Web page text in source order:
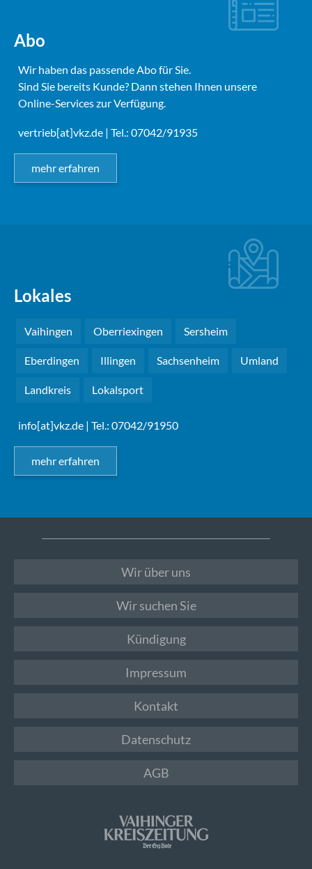
Abo
Wir haben das passende Abo für Sie.
Sind Sie bereits Kunde? Dann stehen Ihnen unsere
Online-Services zur Verfügung.
vertrieb[at]vkz.de | Tel.: 07042/91935
mehr erfahren
Lokales
Vaihingen Oberriexingen Sersheim
Eberdingen Illingen Sachsenheim Umland
Landkreis Lokalsport
info[at]vkz.de | Tel.: 07042/91950
mehr erfahren
Wir über uns
Wir suchen Sie
Kündigung
Impressum
Kontakt
Datenschutz
AGB